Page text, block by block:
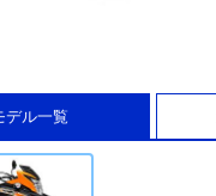
デル一覧